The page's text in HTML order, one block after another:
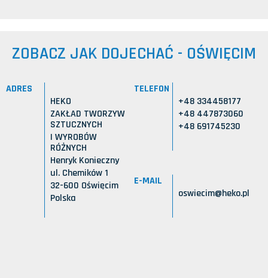
ZOBACZ JAK DOJECHAĆ - OŚWIĘCIM
ADRES
HEKO
ZAKŁAD TWORZYW
SZTUCZNYCH
I WYROBÓW
RÓŻNYCH
Henryk Konieczny
ul. Chemików 1
32-600 Oświęcim
Polska
TELEFON
+48 334458177
+48 447873060
+48 691745230
E-MAIL
oswiecim@heko.pl